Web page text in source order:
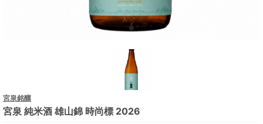
宮泉銘釀
宮泉 純米酒 雄山錦 時尚標 2026